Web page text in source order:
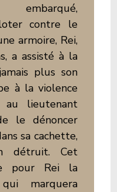
embarqué,
contre le
armoire, Rei,
a assisté à la
plus son
à la violence
au lieutenant
le dénoncer
sa cachette,
détruit. Cet
pour Rei la
marquera